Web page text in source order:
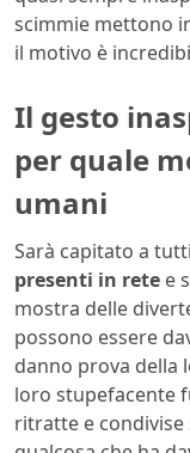
scimmie mettono
il motivo è
Il gesto
per quale
umani
Sarà capitato a
presenti in rete e
mostra delle
possono essere
danno prova della
loro stupefacente
ritratte e condivise